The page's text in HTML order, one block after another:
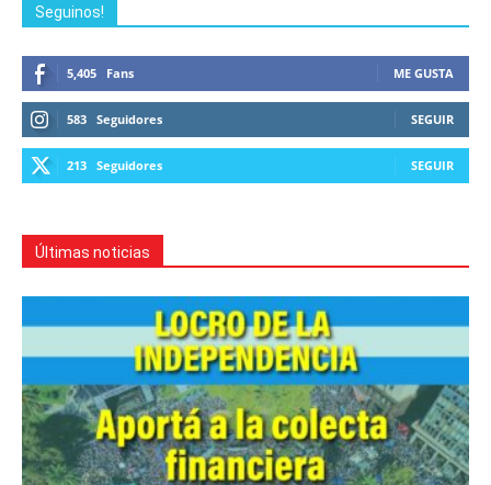
Seguinos!
5,405 Fans ME GUSTA
583 Seguidores SEGUIR
213 Seguidores SEGUIR
Últimas noticias